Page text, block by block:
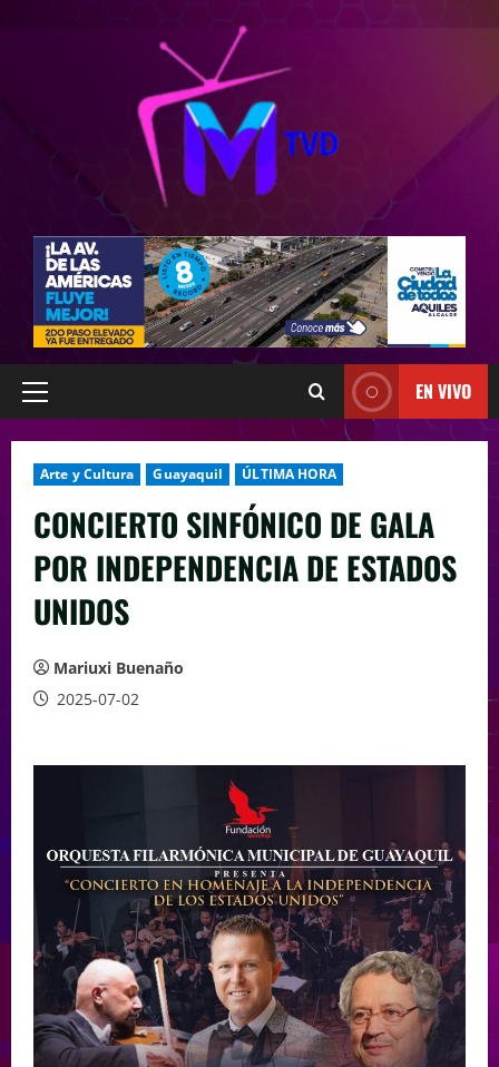
EN VIVO
Arte y Cultura Guayaquil ÚLTIMA HORA
CONCIERTO SINFÓNICO DE GALA
POR INDEPENDENCIA DE ESTADOS
UNIDOS
Mariuxi Buenaño
2025-07-02